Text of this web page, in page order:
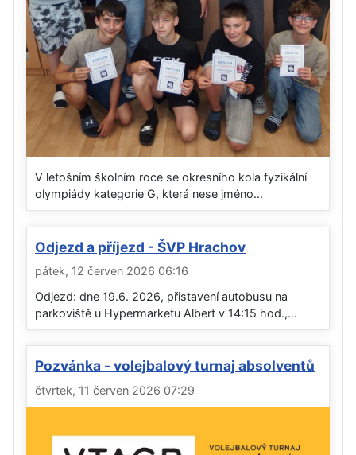
V letošním školním roce se okresního kola fyzikální
olympiády kategorie G, která nese jméno...
Odjezd a příjezd - ŠVP Hrachov
pátek, 12 červen 2026 06:16
Odjezd: dne 19.6. 2026, přistavení autobusu na
parkoviště u Hypermarketu Albert v 14:15 hod.,...
Pozvánka - volejbalový turnaj absolventů
čtvrtek, 11 červen 2026 07:29